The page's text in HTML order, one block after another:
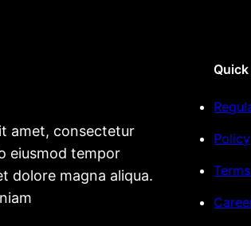
amet, consectetur
eiusmod tempor
dolore magna aliqua.
Policy